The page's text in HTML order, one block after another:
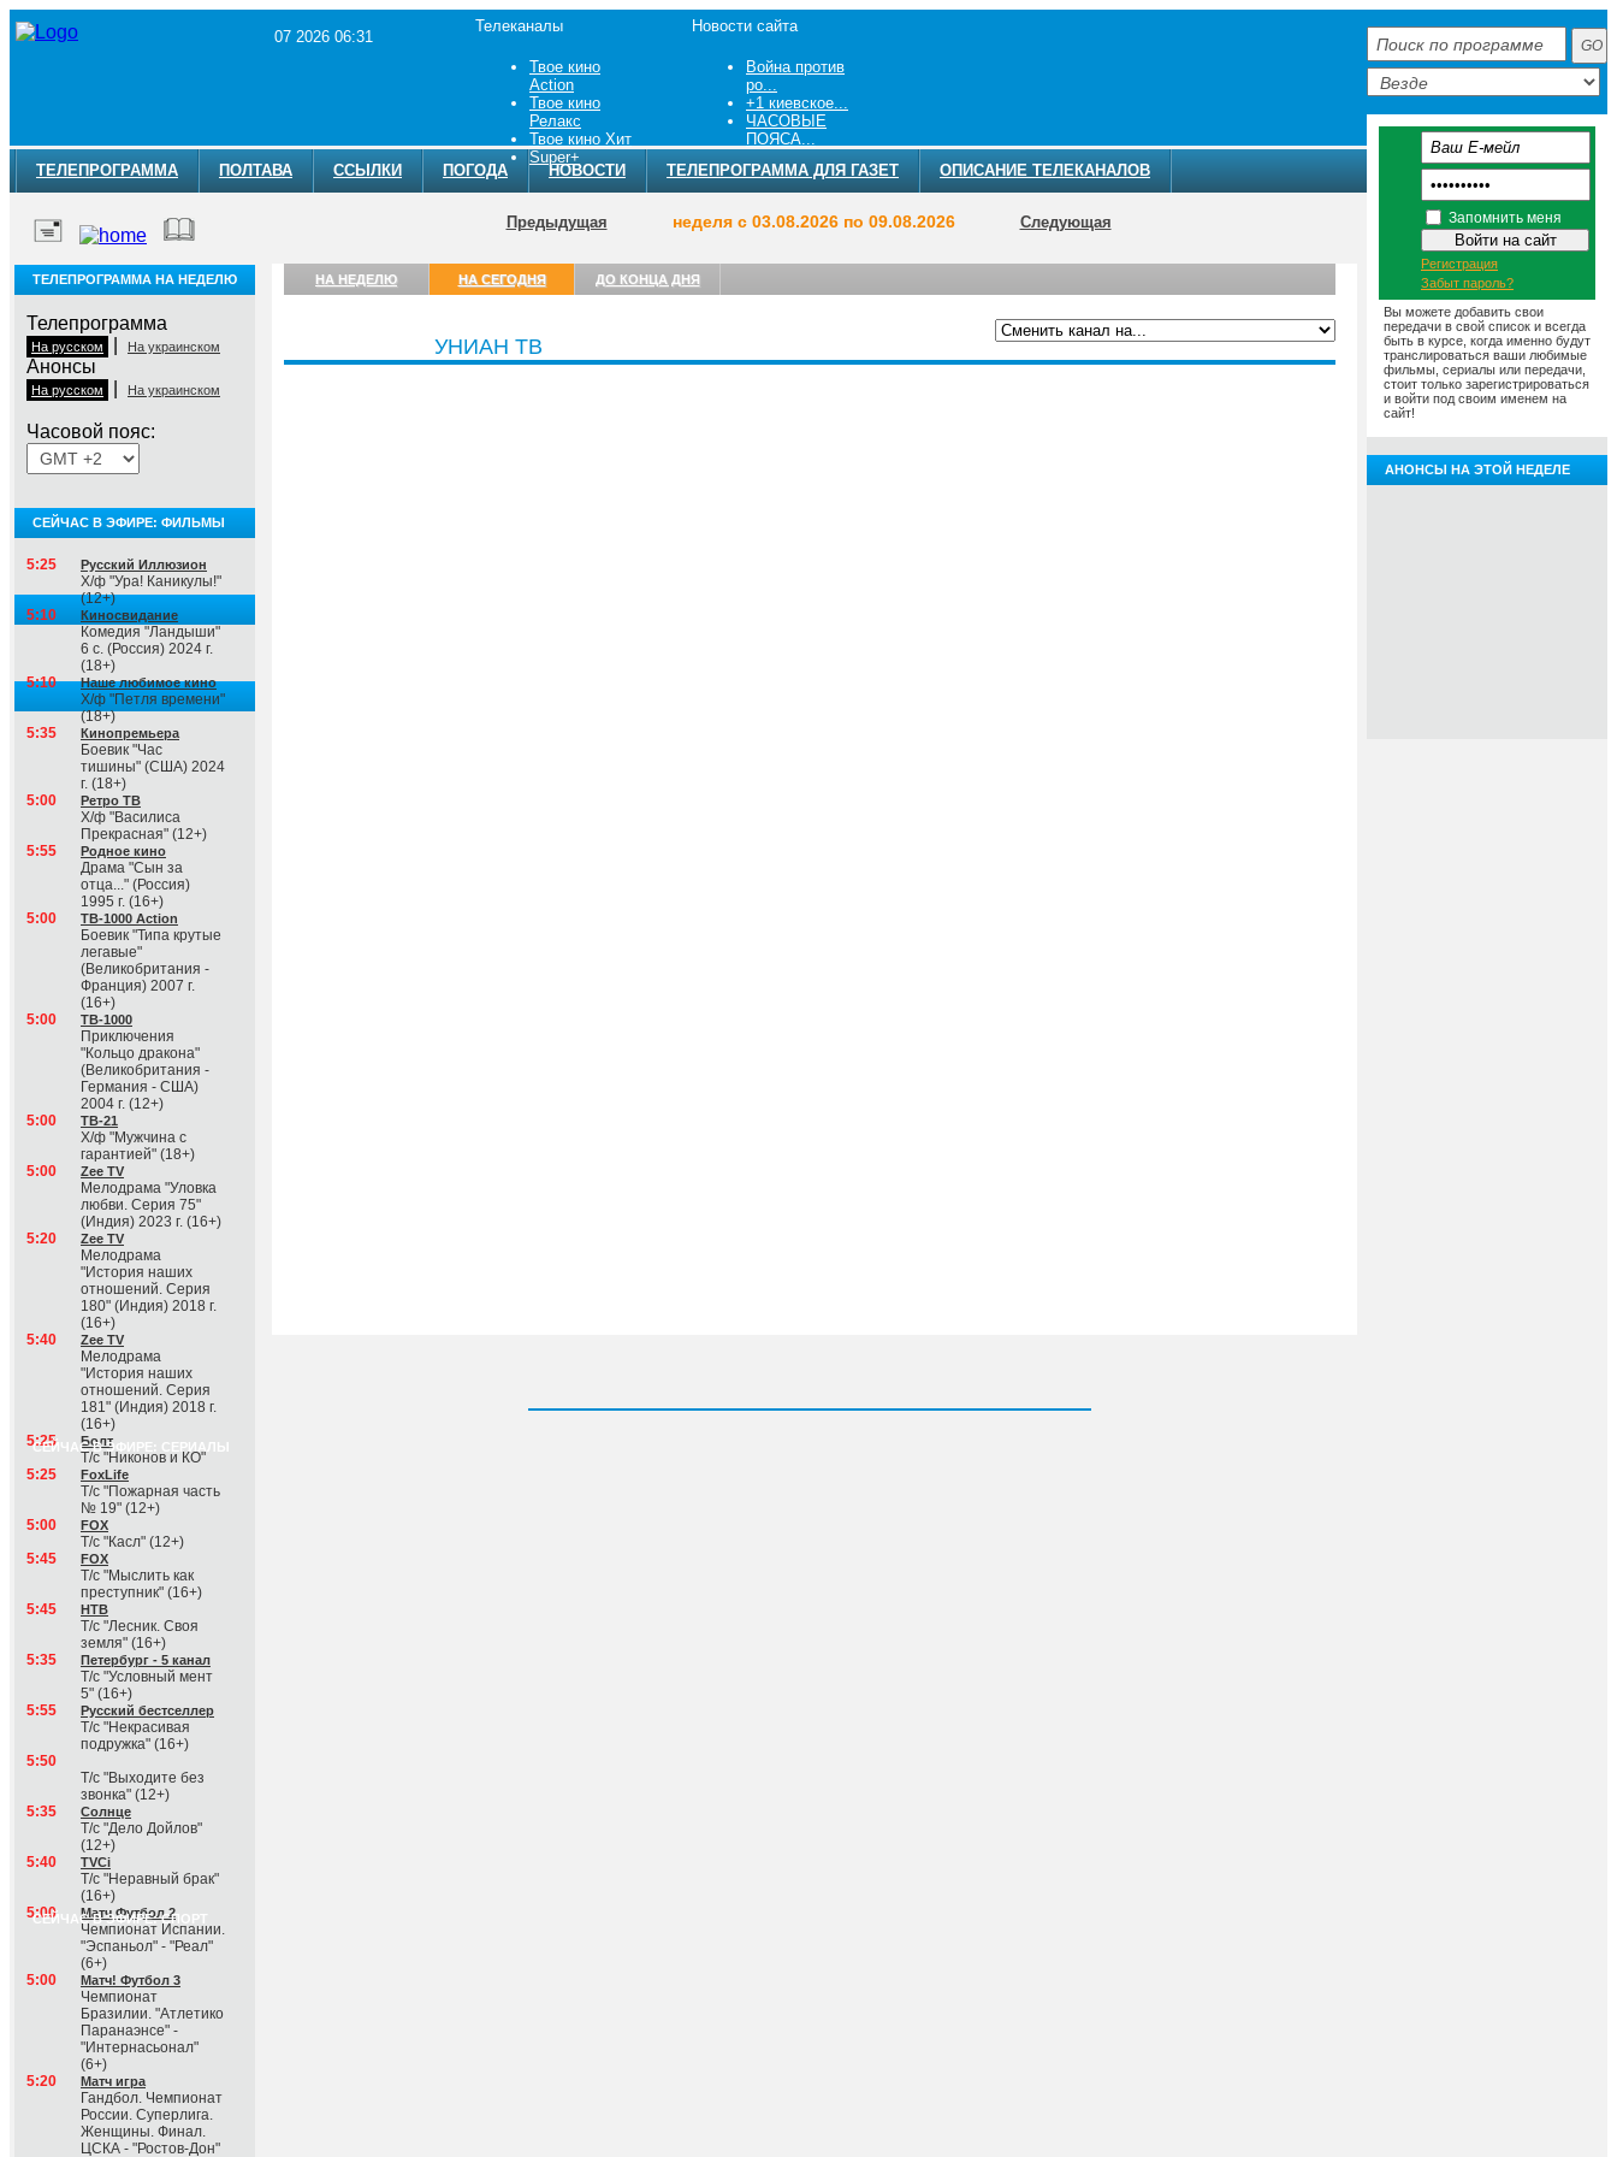
07 2026 06:31
Телеканалы
Твое кино
Action
Твое кино
Релакс
Твое кино Хит
Super+
Новости сайта
Война против
ро...
+1 киевское...
ЧАСОВЫЕ
ПОЯСА...
ТЕЛЕПРОГРАММА
ПОЛТАВА ССЫЛКИ ПОГОДА НОВОСТИ ТЕЛЕПРОГРАММА ДЛЯ ГАЗЕТ ОПИСАНИЕ ТЕЛЕКАНАЛОВ
Предыдущая неделя с 03.08.2026 по 09.08.2026 Следующая
ТЕЛЕПРОГРАММА НА НЕДЕЛЮ
Телепрограмма
На русском На украинском
Анонсы
На русском На украинском
Часовой пояс:
СЕЙЧАС В ЭФИРЕ: ФИЛЬМЫ
5:25 Русский Иллюзион
Х/ф "Ура! Каникулы!"
(12+)
5:10
Киносвидание
Комедия "Ландыши"
6 с. (Россия) 2024 г.
(18+)
5:10
Наше любимое кино
Х/ф "Петля времени"
(18+)
5:35
Кинопремьера
Боевик "Час
тишины" (США) 2024
г. (18+)
5:00
Ретро ТВ
Х/ф "Василиса
Прекрасная" (12+)
5:55
Родное кино
Драма "Сын за
отца..." (Россия)
1995 г. (16+)
5:00
ТВ-1000 Action
Боевик "Типа крутые
легавые"
(Великобритания -
Франция) 2007 г.
(16+)
5:00
ТВ-1000
Приключения
"Кольцо дракона"
(Великобритания -
Германия - США)
2004 г. (12+)
5:00
ТВ-21
Х/ф "Мужчина с
гарантией" (18+)
5:00
Zee TV
Мелодрама "Уловка
любви. Серия 75"
(Индия) 2023 г. (16+)
5:20
Zee TV
Мелодрама
"История наших
отношений. Серия
180" (Индия) 2018 г.
(16+)
5:40
Zee TV
Мелодрама
"История наших
отношений. Серия
181" (Индия) 2018 г.
(16+)
СЕЙЧАС В ЭФИРЕ: СЕРИАЛЫ
5:25 Болт
Т/с "Никонов и КО"
5:25
FoxLife
Т/с "Пожарная часть
№ 19" (12+)
5:00
FOX
Т/с "Касл" (12+)
5:45
FOX
Т/с "Мыслить как
преступник" (16+)
5:45
НТВ
Т/с "Лесник. Своя
земля" (16+)
5:35
Петербург - 5 канал
Т/с "Условный мент
5" (16+)
5:55
Русский бестселлер
Т/с "Некрасивая
подружка" (16+)
5:50
Т/с "Выходите без
звонка" (12+)
5:35
Солнце
Т/с "Дело Дойлов"
(12+)
5:40
TVCi
Т/с "Неравный брак"
(16+)
СЕЙЧАС В ЭФИРЕ: СПОРТ
5:00 Матч Футбол 2
Чемпионат Испании.
"Эспаньол" - "Реал"
(6+)
5:00
Матч! Футбол 3
Чемпионат
Бразилии. "Атлетико
Паранаэнсе" -
"Интернасьонал"
(6+)
5:20
Матч игра
Гандбол. Чемпионат
России. Суперлига.
Женщины. Финал.
ЦСКА - "Ростов-Дон"
НА НЕДЕЛЮ НА СЕГОДНЯ ДО КОНЦА ДНЯ
УНИАН ТВ
Запомнить меня
Регистрация
Забыт пароль?
Вы можете добавить свои
передачи в свой список и всегда
быть в курсе, когда именно будут
транслироваться ваши любимые
фильмы, сериалы или передачи,
стоит только зарегистрироваться
и войти под своим именем на
сайт!
АНОНСЫ НА ЭТОЙ НЕДЕЛЕ